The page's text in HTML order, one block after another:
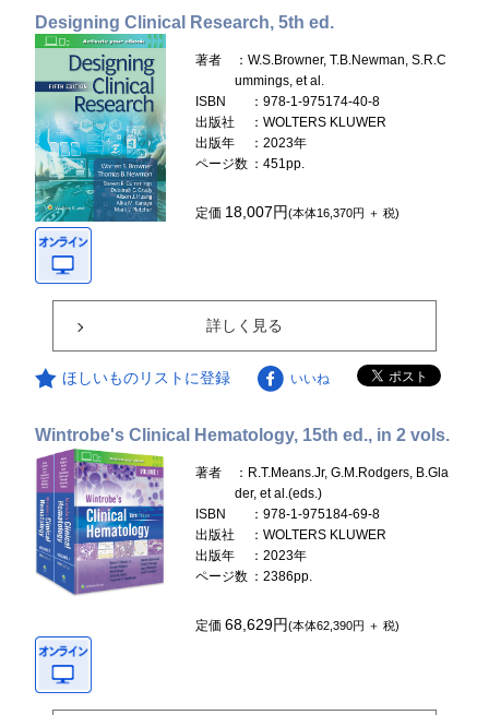
Designing Clinical Research, 5th ed.
著者
：W.S.Browner, T.B.Newman, S.R.C
ummings, et al.
ISBN
：978-1-975174-40-8
出版社
：WOLTERS KLUWER
出版年
：2023年
ページ数 ：451pp.
定価 18,007円(本体16,370円 ＋ 税)
詳しく見る
ほしいものリストに登録 いいね
Wintrobe's Clinical Hematology, 15th ed., in 2 vols.
著者
：R.T.Means.Jr, G.M.Rodgers, B.Gla
der, et al.(eds.)
ISBN
：978-1-975184-69-8
出版社
：WOLTERS KLUWER
出版年
：2023年
ページ数 ：2386pp.
定価68,629円(本体62,390円 ＋ 税)